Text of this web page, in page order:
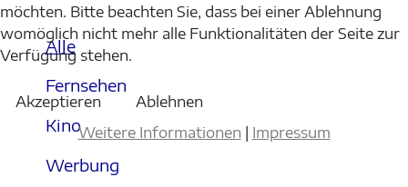
Alle
Fernsehen
Kino
Werbung
möchten. Bitte beachten Sie, dass bei einer Ablehnung
womöglich nicht mehr alle Funktionalitäten der Seite zur
Verfügung stehen.
Akzeptieren
Ablehnen
Weitere Informationen
Impressum